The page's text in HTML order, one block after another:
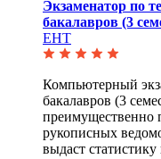
Экзаменатор по
бакалавров (3
ЕНТ
Компьютерный
бакалавров (3
преимущественно
рукописных
выдаст